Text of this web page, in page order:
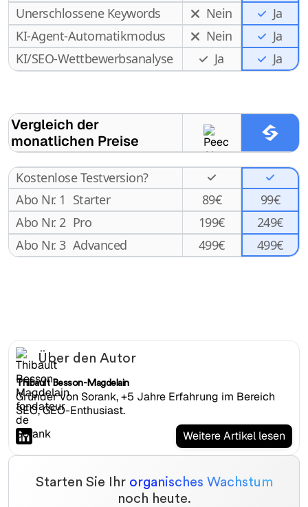
Unerschlossene Keywords
Nein
Ja
KI-Agent-Automatikmodus
Nein
Ja
KI/SEO-Wettbewerbsanalyse
Ja Ja
Vergleich der
monatlichen Preise
Kostenlose Testversion?
Abo Nr. 1 Starter 89€
99€
Abo Nr. 2 Pro 199€
249€
Abo Nr. 3 Advanced 499€ 499€
Über den Autor
Thibault Besson-Magdelain
Gründer von Sorank, +5 Jahre Erfahrung im Bereich
SEO, GEO-Enthusiast.
Weitere Artikel lesen
Starten Sie Ihr organisches Wachstum
noch heute.